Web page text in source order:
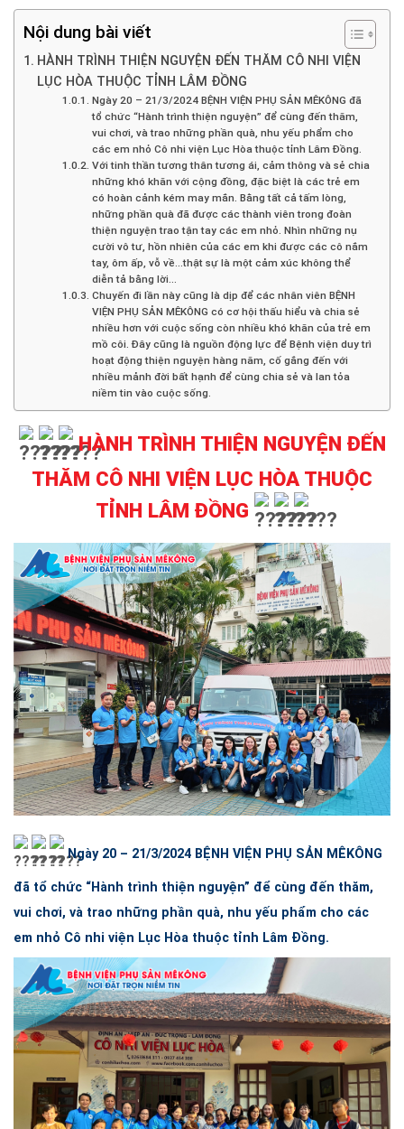
Nội dung bài viết
HÀNH TRÌNH THIỆN NGUYỆN ĐẾN THĂM CÔ NHI VIỆN
LỤC HÒA THUỘC TỈNH LÂM ĐỒNG
Ngày 20 – 21/3/2024 BỆNH VIỆN PHỤ SẢN MÊKÔNG đã
tổ chức “Hành trình thiện nguyện” để cùng đến thăm,
vui chơi, và trao những phần quà, nhu yếu phẩm cho
các em nhỏ Cô nhi viện Lục Hòa thuộc tỉnh Lâm Đồng.
Với tinh thần tương thân tương ái, cảm thông và sẻ chia
những khó khăn với cộng đồng, đặc biệt là các trẻ em
có hoàn cảnh kém may mắn. Bằng tất cả tấm lòng,
những phần quà đã được các thành viên trong đoàn
thiện nguyện trao tận tay các em nhỏ. Nhìn những nụ
cười vô tư, hồn nhiên của các em khi được các cô nắm
tay, ôm ấp, vỗ về…thật sự là một cảm xúc không thể
diễn tả bằng lời…
Chuyến đi lần này cũng là dịp để các nhân viên BỆNH
VIỆN PHỤ SẢN MÊKÔNG có cơ hội thấu hiểu và chia sẻ
nhiều hơn với cuộc sống còn nhiều khó khăn của trẻ em
mồ côi. Đây cũng là nguồn động lực để Bệnh viện duy trì
hoạt động thiện nguyện hàng năm, cố gắng đến với
nhiều mảnh đời bất hạnh để cùng chia sẻ và lan tỏa
niềm tin vào cuộc sống.
HÀNH TRÌNH THIỆN NGUYỆN ĐẾN
THĂM CÔ NHI VIỆN LỤC HÒA THUỘC
TỈNH LÂM ĐỒNG
Ngày 20 – 21/3/2024 BỆNH VIỆN PHỤ SẢN MÊKÔNG
đã tổ chức “Hành trình thiện nguyện” để cùng đến thăm,
vui chơi, và trao những phần quà, nhu yếu phẩm cho các
em nhỏ Cô nhi viện Lục Hòa thuộc tỉnh Lâm Đồng.